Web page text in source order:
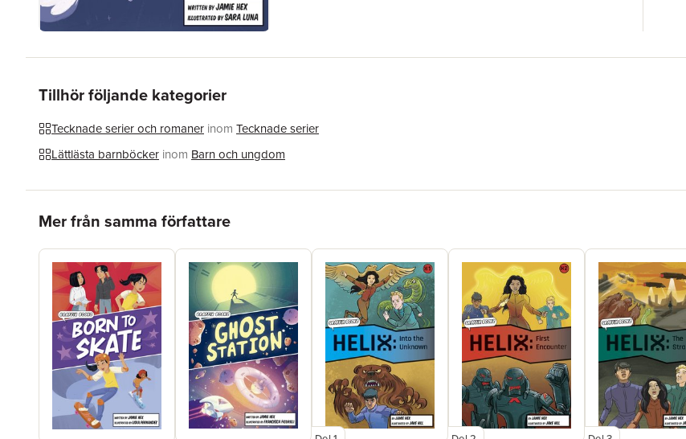
Tillhör följande kategorier
Tecknade serier och romaner inom Tecknade serier
Lättlästa barnböcker inom Barn och ungdom
Mer från samma författare